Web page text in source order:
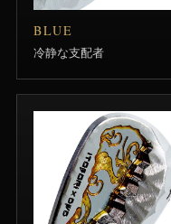
BLUE
冷静な支配者